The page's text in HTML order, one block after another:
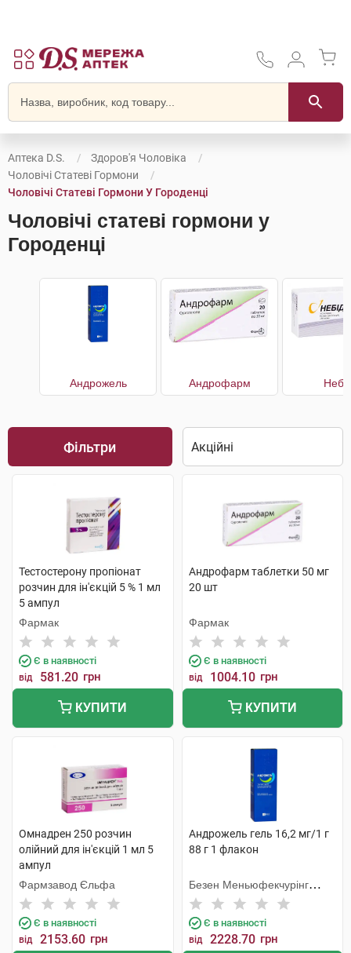
Аптека D.S.
Здоров'я Чоловіка
Чоловічі Статеві Гормони
Чоловічі Статеві Гормони У Городенці
Чоловічі статеві гормони у
Городенці
Андрожель Андрофарм
Фільтри
Тестостерону пропіонат
розчин для ін'єкцій 5 % 1 мл
5 ампул
Фармак
Є в наявності
від 581.20 грн
КУПИТИ
Андрофарм таблетки 50 мг
20 шт
Фармак
Є в наявності
від 1004.10 грн
КУПИТИ
Омнадрен 250 розчин
олійний для ін'єкцій 1 мл 5
ампул
Фармзавод Єльфа
Є в наявності
від 2153.60 грн
Андрожель гель 16,2 мг/1 г
88 г 1 флакон
Безен Меньюфекчурінг
Белджіум
Є в наявності
від 2228.70 грн